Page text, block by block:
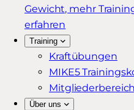
Gewicht, mehr
erfahren
Training
Kraftübungen
MIKE5
Mitgliederbereich
Über uns